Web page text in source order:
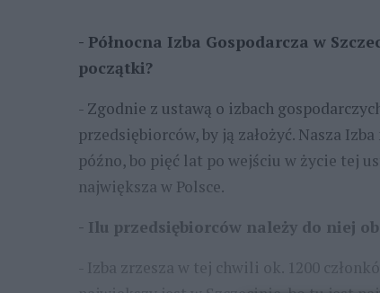
- Północna Izba Gospodarcza w
początki?
- Zgodnie z ustawą o izbach
przedsiębiorców, by ją założyć. Nasza
późno, bo pięć lat po wejściu w życie tej
największa w Polsce.
- Ilu przedsiębiorców należy do niej
- Izba zrzesza w tej chwili ok. 1200